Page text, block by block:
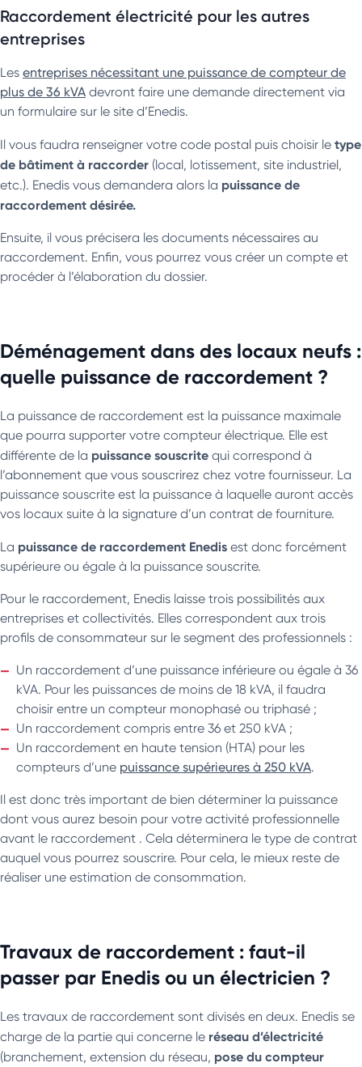
Raccordement électricité pour les autres
entreprises
Les entreprises nécessitant une puissance de compteur de
plus de 36 kVA devront faire une demande directement via
un formulaire sur le site d’Enedis.
Il vous faudra renseigner votre code postal puis choisir le type
de bâtiment à raccorder (local, lotissement, site industriel,
etc.). Enedis vous demandera alors la puissance de
raccordement désirée.
Ensuite, il vous précisera les documents nécessaires au
raccordement. Enfin, vous pourrez vous créer un compte et
procéder à l’élaboration du dossier.
Déménagement dans des locaux neufs :
quelle puissance de raccordement ?
La puissance de raccordement est la puissance maximale
que pourra supporter votre compteur électrique. Elle est
différente de la puissance souscrite qui correspond à
l’abonnement que vous souscrirez chez votre fournisseur. La
puissance souscrite est la puissance à laquelle auront accès
vos locaux suite à la signature d’un contrat de fourniture.
La puissance de raccordement Enedis est donc forcément
supérieure ou égale à la puissance souscrite.
Pour le raccordement, Enedis laisse trois possibilités aux
entreprises et collectivités. Elles correspondent aux trois
profils de consommateur sur le segment des professionnels :
Un raccordement d’une puissance inférieure ou égale à 36
kVA. Pour les puissances de moins de 18 kVA, il faudra
choisir entre un compteur monophasé ou triphasé ;
Un raccordement compris entre 36 et 250 kVA ;
Un raccordement en haute tension (HTA) pour les
compteurs d’une puissance supérieures à 250 kVA.
Il est donc très important de bien déterminer la puissance
dont vous aurez besoin pour votre activité professionnelle
avant le raccordement . Cela déterminera le type de contrat
auquel vous pourrez souscrire. Pour cela, le mieux reste de
réaliser une estimation de consommation.
Travaux de raccordement : faut-il
passer par Enedis ou un électricien ?
Les travaux de raccordement sont divisés en deux. Enedis se
charge de la partie qui concerne le réseau d’électricité
(branchement, extension du réseau, pose du compteur